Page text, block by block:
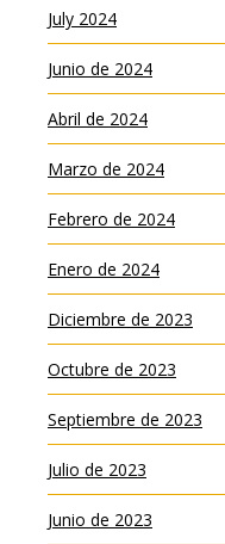
July 2024
Junio de 2024
Abril de 2024
Marzo de 2024
Febrero de 2024
Enero de 2024
Diciembre de 2023
Octubre de 2023
Septiembre de 2023
Julio de 2023
Junio de 2023